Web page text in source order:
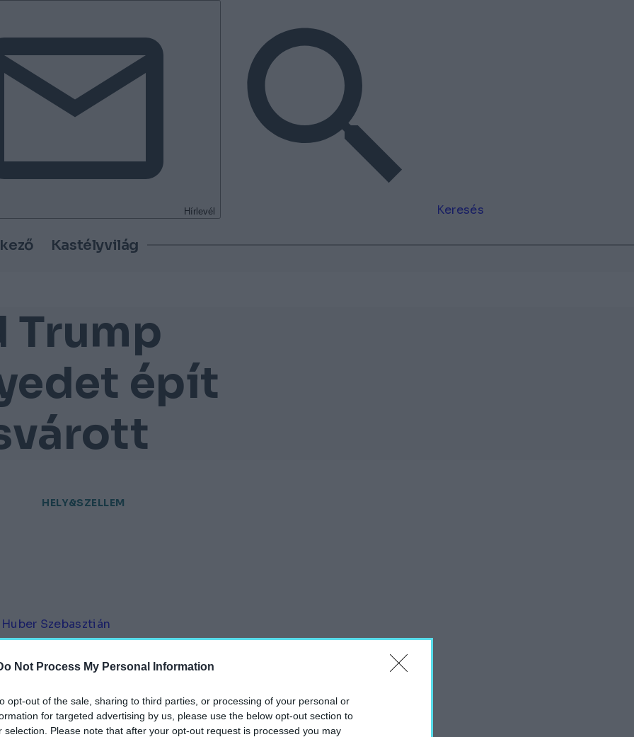
Not Process My Personal Information
opt-out of the sale, sharing to third parties, or processing of your personal or
for targeted advertising by us, please use the below opt-out section to
selection. Please note that after your opt-out request is processed you may
Hírlevél Keresés
Kastélyvilág
Trump
épít
HELY&SZELLEM
Huber Szebasztián